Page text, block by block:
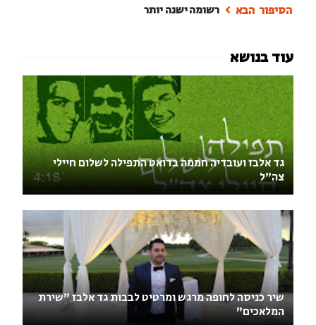
רשומה ישנה יותר
גד אלבז ועובדיה חממה בדואט התפילה לשלום חיילי
צה"ל
שיר כניסה לחופה מרגש ומרטיט לבבות גד אלבז "שירת
המלאכים"